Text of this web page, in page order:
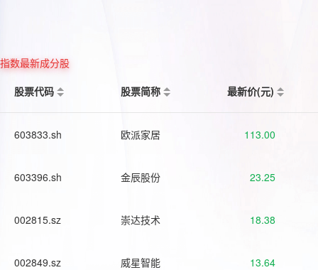
指数最新成分股
股票代码
股票简称 最新价(元)
603833.sh 欧派家居 113.00
603396.sh 金辰股份 23.25
002815.sz 崇达技术 18.38
002849.sz 威星智能 13.64